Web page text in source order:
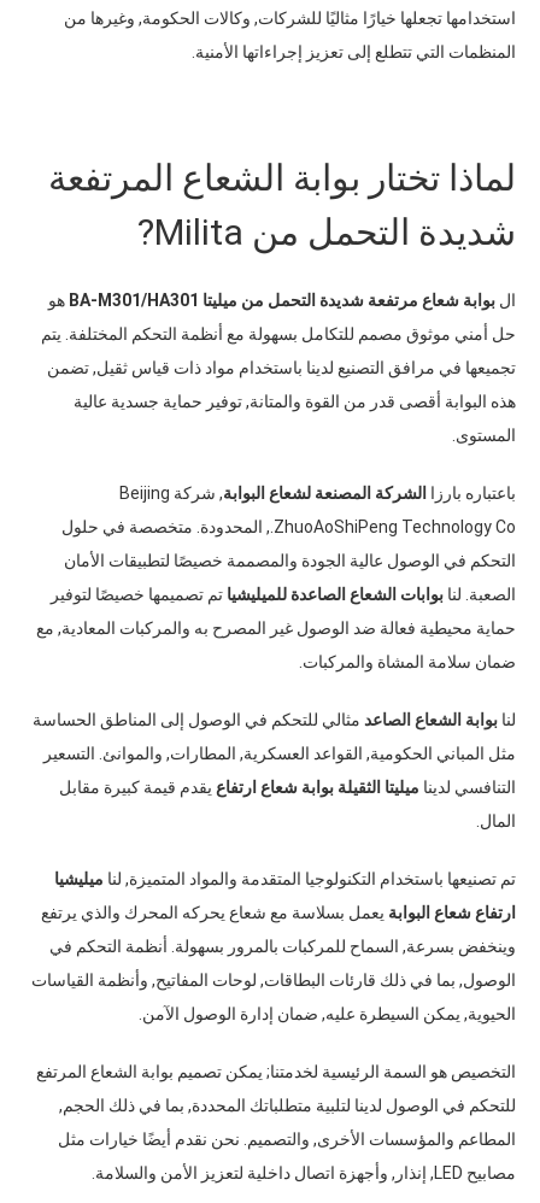
استخدامها تجعلها خيارًا مثاليًا للشركات, وكالات الحكومة, وغيرها من
المنظمات التي تتطلع إلى تعزيز إجراءاتها الأمنية.
لماذا تختار بوابة الشعاع المرتفعة
شديدة التحمل من Milita?
ال بوابة شعاع مرتفعة شديدة التحمل من ميليتا BA-M301/HA301
هو
حل أمني موثوق مصمم للتكامل بسهولة مع أنظمة التحكم المختلفة. يتم
تجميعها في مرافق التصنيع لدينا باستخدام مواد ذات قياس ثقيل, تضمن
هذه البوابة أقصى قدر من القوة والمتانة, توفير حماية جسدية عالية
المستوى.
باعتباره بارزا الشركة المصنعة لشعاع البوابة
, شركة Beijing
ZhuoAoShiPeng Technology Co., المحدودة. متخصصة في حلول
التحكم في الوصول عالية الجودة والمصممة خصيصًا لتطبيقات الأمان
الصعبة. لنا بوابات الشعاع الصاعدة للميليشيا تم تصميمها خصيصًا لتوفير
حماية محيطية فعالة ضد الوصول غير المصرح به والمركبات المعادية, مع
ضمان سلامة المشاة والمركبات.
لنا بوابة الشعاع الصاعد مثالي للتحكم في الوصول إلى المناطق الحساسة
مثل المباني الحكومية, القواعد العسكرية, المطارات, والموانئ. التسعير
التنافسي لدينا ميليتا الثقيلة بوابة شعاع ارتفاع يقدم قيمة كبيرة مقابل
المال.
تم تصنيعها باستخدام التكنولوجيا المتقدمة والمواد المتميزة, لنا ميليشيا
ارتفاع شعاع البوابة يعمل بسلاسة مع شعاع يحركه المحرك والذي يرتفع
وينخفض ​​بسرعة, السماح للمركبات بالمرور بسهولة. أنظمة التحكم في
الوصول, بما في ذلك قارئات البطاقات, لوحات المفاتيح, وأنظمة القياسات
الحيوية, يمكن السيطرة عليه, ضمان إدارة الوصول الآمن.
التخصيص هو السمة الرئيسية لخدمتنا; يمكن تصميم بوابة الشعاع المرتفع
للتحكم في الوصول لدينا لتلبية متطلباتك المحددة, بما في ذلك الحجم,
المطاعم والمؤسسات الأخرى, والتصميم. نحن نقدم أيضًا خيارات مثل
مصابيح LED, إنذار, وأجهزة اتصال داخلية لتعزيز الأمن والسلامة.